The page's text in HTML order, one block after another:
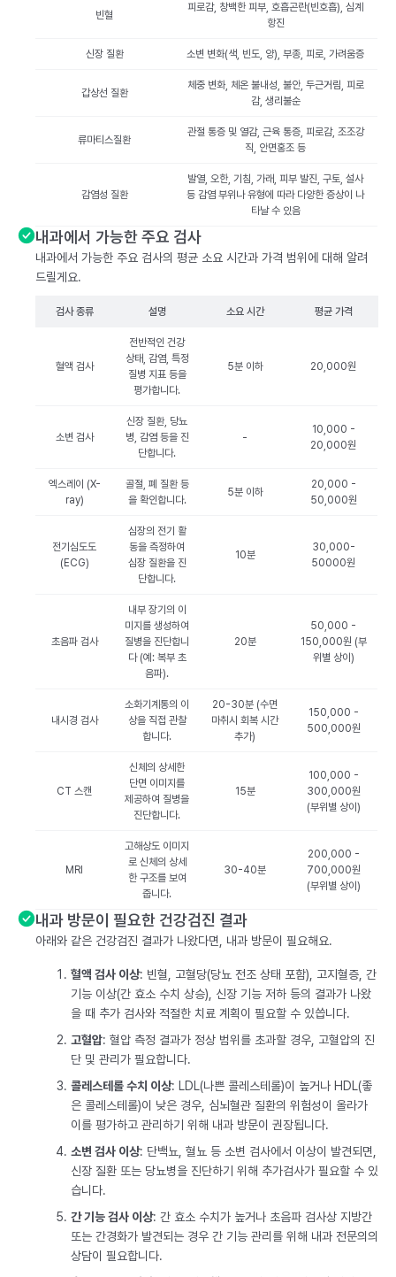
빈혈
피로감, 창백한 피부, 호흡곤란(빈호흡), 심계
항진
신장 질환 소변 변화(색, 빈도, 양), 부종, 피로, 가려움증
갑상선 질환
체중 변화, 체온 불내성, 불안, 두근거림, 피로
감, 생리불순
류마티스질환
관절 통증 및 열감, 근육 통증, 피로감, 조조강
직, 안면홍조 등
감염성 질환
발열, 오한, 기침, 가래, 피부 발진, 구토, 설사
등 감염 부위나 유형에 따라 다양한 증상이 나
타날 수 있음
내과에서 가능한 주요 검사
내과에서 가능한 주요 검사의 평균 소요 시간과 가격 범위에 대해 알려
드릴게요.
검사 종류 설명 소요 시간 평균 가격
혈액 검사
전반적인 건강
상태, 감염, 특정
질병 지표 등을
평가합니다.
5분 이하 20,000원
소변 검사
신장 질환, 당뇨
병, 감염 등을 진
단합니다.
-
10,000 -
20,000원
엑스레이 (X-
ray)
골절, 폐 질환 등
을 확인합니다.
5분 이하
20,000 -
50,000원
전기심도도
(ECG)
심장의 전기 활
동을 측정하여
심장 질환을 진
단합니다.
10분
30,000-
50000원
초음파 검사
내부 장기의 이
미지를 생성하여
질병을 진단합니
다 (예: 복부 초
음파).
20분
50,000 -
150,000원 (부
위별 상이)
내시경 검사
소화기계통의 이
상을 직접 관찰
합니다.
20-30분 (수면
마취시 회복 시간
추가)
150,000 -
500,000원
CT 스캔
신체의 상세한
단면 이미지를
제공하여 질병을
진단합니다.
15분
100,000 -
300,000원
(부위별 상이)
MRI
고해상도 이미지
로 신체의 상세
한 구조를 보여
줍니다.
30-40분
200,000 -
700,000원
(부위별 상이)
내과 방문이 필요한 건강검진 결과
아래와 같은 건강검진 결과가 나왔다면, 내과 방문이 필요해요.
혈액 검사 이상: 빈혈, 고혈당(당뇨 전조 상태 포함), 고지혈증, 간
기능 이상(간 효소 수치 상승), 신장 기능 저하 등의 결과가 나왔
을 때 추가 검사와 적절한 치료 계획이 필요할 수 있씁니다.
고혈압: 혈압 측정 결과가 정상 범위를 초과할 경우, 고혈압의 진
단 및 관리가 필요합니다.
콜레스테롤 수치 이상: LDL(나쁜 콜레스테롤)이 높거나 HDL(좋
은 콜레스테롤)이 낮은 경우, 심뇌혈관 질환의 위험성이 올라가
이를 평가하고 관리하기 위해 내과 방문이 권장됩니다.
소변 검사 이상: 단백뇨, 혈뇨 등 소변 검사에서 이상이 발견되면,
신장 질환 또는 당뇨병을 진단하기 위해 추가검사가 필요할 수 있
습니다.
간 기능 검사 이상: 간 효소 수치가 높거나 초음파 검사상 지방간
또는 간경화가 발견되는 경우 간 기능 관리를 위해 내과 전문의의
상담이 필요합니다.